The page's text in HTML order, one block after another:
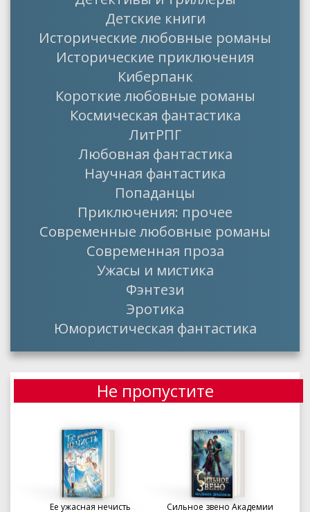
Детские книги
Исторические любовные романы
Исторические приключения
Киберпанк
Короткие любовные романы
Космическая фантастика
ЛитРПГ
Любовная фантастика
Научная фантастика
Попаданцы
Приключения: прочее
Современные любовные романы
Современная проза
Ужасы и мистика
Фэнтези
Эротика
Юмористическая фантастика
Не пропустите
Ее ужасная нечисть Сильное звено Академии